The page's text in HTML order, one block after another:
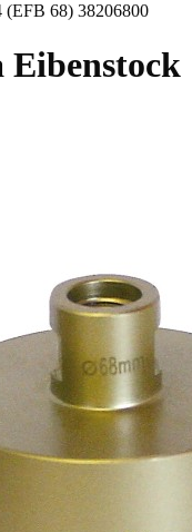
(EFB 68) 38206800
Eibenstock